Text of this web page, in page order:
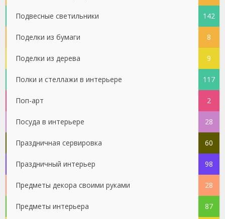
Подвесные светильники 142
Поделки из бумаги 8
Поделки из дерева 9
Полки и стеллажи в интерьере 117
Поп-арт 2
Посуда в интерьере 28
Праздничная сервировка 60
Праздничный интерьер 98
Предметы декора своими руками 28
Предметы интерьера 87